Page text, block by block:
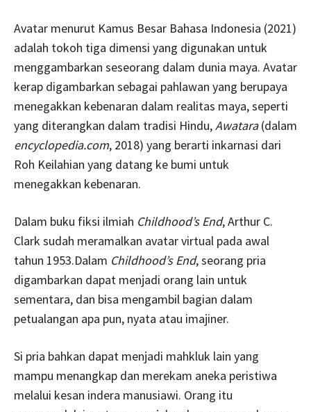
Avatar menurut Kamus Besar Bahasa Indonesia (2021)
adalah tokoh tiga dimensi yang digunakan untuk
menggambarkan seseorang dalam dunia maya. Avatar
kerap digambarkan sebagai pahlawan yang berupaya
menegakkan kebenaran dalam realitas maya, seperti
yang diterangkan dalam tradisi Hindu,Awatara(dalam
encyclopedia.com, 2018) yang berarti inkarnasi dari
Roh Keilahian yang datang ke bumi untuk
menegakkan kebenaran.
Dalam buku fiksi ilmiah Childhood’s End, Arthur C.
Clark sudah meramalkan avatar virtual pada awal
tahun 1953.Dalam Childhood’s End, seorang pria
digambarkan dapat menjadi orang lain untuk
sementara, dan bisa mengambil bagian dalam
petualangan apa pun, nyata atau imajiner.
Si pria bahkan dapat menjadi mahkluk lain yang
mampu menangkap dan merekam aneka peristiwa
melalui kesan indera manusiawi. Orang itu